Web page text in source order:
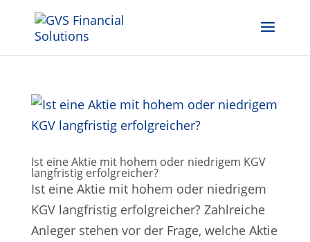
Ist eine Aktie mit hohem oder niedrigem KGV
langfristig erfolgreicher?
Ist eine Aktie mit hohem oder niedrigem
KGV langfristig erfolgreicher? Zahlreiche
Anleger stehen vor der Frage, welche Aktie